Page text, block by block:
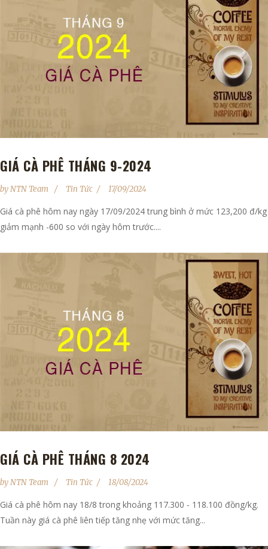
GIÁ CÀ PHÊ THÁNG 9-2024
byNTN Team Tin Tức 17/09/2024
Giá cà phê hôm nay ngày 17/09/2024 trung bình ở mức 123,200 đ/kg
giảm mạnh -600 so với ngày hôm trước....
GIÁ CÀ PHÊ THÁNG 8 2024
byNTN Team Tin Tức 18/08/2024
Giá cà phê hôm nay 18/8 trong khoảng 117.300 - 118.100 đồng/kg.
Tuần này giá cà phê liên tiếp tăng nhẹ với mức tăng...